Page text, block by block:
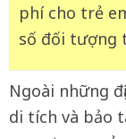
phí cho trẻ
số đối tượng
Ngoài những
di tích và bảo